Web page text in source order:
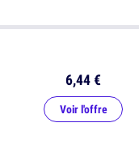
6,44 €
Voir l'offre